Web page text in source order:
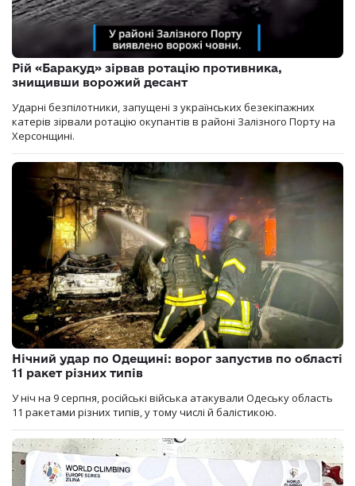
Рій «Баракуд» зірвав ротацію противника,
знищивши ворожий десант
Ударні безпілотники, запущені з українських безекіпажних
катерів зірвали ротацію окупантів в районі Залізного Порту на
Херсонщині.
Нічний удар по Одещині: ворог запустив по області
11 ракет різних типів
У ніч на 9 серпня, російські війська атакували Одеську область
11 ракетами різних типів, у тому числі й балістикою.